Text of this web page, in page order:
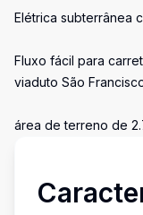
Elétrica subterrânea
Fluxo fácil para
viaduto São
área de terreno de